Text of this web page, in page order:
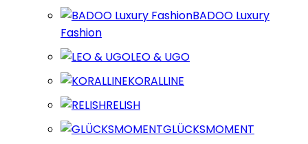
BADOO Luxury
Fashion
LEO & UGO
KORALLINE
RELISH
GLÜCKSMOMENT